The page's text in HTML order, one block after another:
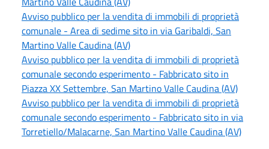
Avviso pubblico per la vendita di immobili di proprietà
comunale - Area di sedime sito in via Garibaldi, San
Martino Valle Caudina (AV)
Avviso pubblico per la vendita di immobili di proprietà
comunale secondo esperimento - Fabbricato sito in
Piazza XX Settembre, San Martino Valle Caudina (AV)
Avviso pubblico per la vendita di immobili di proprietà
comunale secondo esperimento - Fabbricato sito in via
Torretiello/Malacarne, San Martino Valle Caudina (AV)